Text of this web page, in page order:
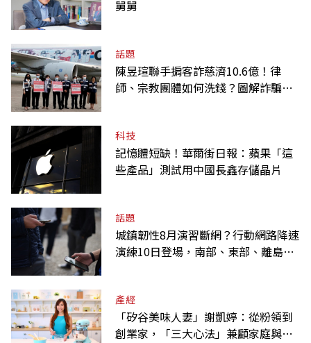
舅舅
話題
陳昱瑄聯手掮客詐慈濟10.6億！律
師、宗教團體如何洗錢？圖解詐騙關
科技
記憶體短缺！華爾街日報：蘋果「這
些產品」測試用中國長鑫存儲晶片
話題
城鎮韌性8月演習斷網？行動網路降速
演練10日登場，南部、東部、離島為
產經
「矽谷美味人妻」謝凱婷：從粉領到
創業家，「三大心法」兼顧家庭與事